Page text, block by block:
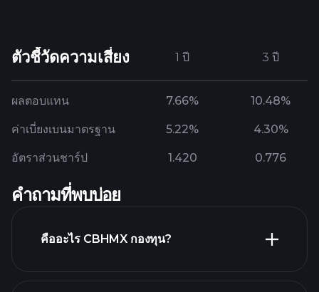
ตัวชี้วัดความเสี่ยง 1 ปี 3 ปี
ผลตอบแทน 7.66% 10.48%
ค่าเบี่ยงเบนมาตรฐาน 5.22% 4.30%
อัตราส่วนชาร์ป 1.420 0.776
คำถามที่พบบ่อย
คืออะไร CBHMX กองทุน?